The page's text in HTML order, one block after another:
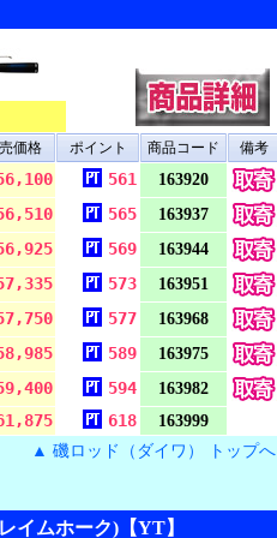
価格 ポイント 商品コード 備考
561 163920
565 163937
569 163944
573 163951
577 163968
589 163975
594 163982
618
163999
▲ 磯ロッド（ダイワ） トップへ
イムホーク)【YT】